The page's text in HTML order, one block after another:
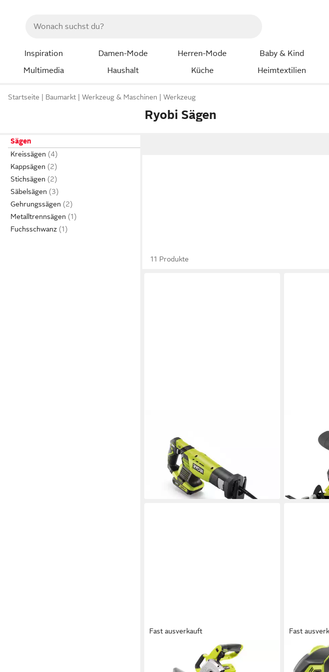
Inspiration Damen-Mode Herren-Mode Baby & Kind
Multimedia
Haushalt Küche Heimtextilien
Startseite Baumarkt Werkzeug & Maschinen Werkzeug
Ryobi Sägen
Sägen
Kreissägen
Kappsägen
Stichsägen
Säbelsägen
Gehrungssägen
Metalltrennsägen
Fuchsschwanz
11 Produkte
Säbelsäge 18 V ONE+™ mit 2
Sägeblättern (ohne Akku), 1-St.
71,79 €
lieferbar - in 2-3 Werktagen bei dir
Akku-
lieferbar - in
Fast ausverkauft
Kapp- und Gehrungssäge Akku-
Fast
RYOBI
Akku-